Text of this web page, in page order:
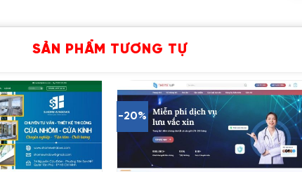
SẢN PHẨM TƯƠNG TỰ
-20%